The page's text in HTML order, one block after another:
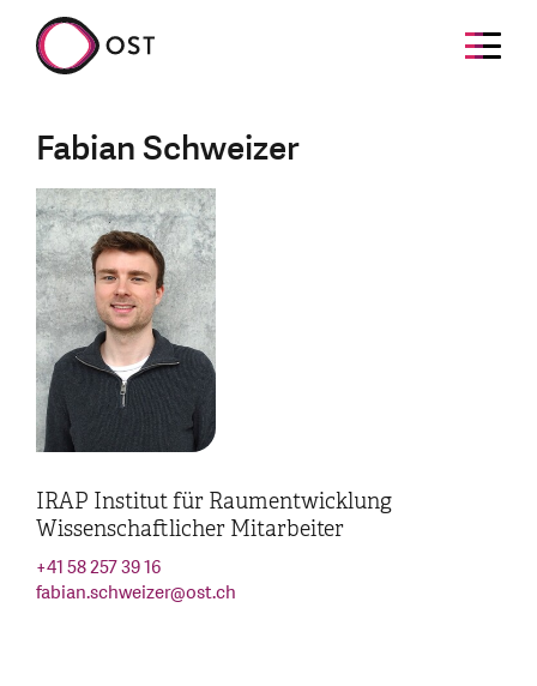
Fabian Schweizer
IRAP Institut für Raumentwicklung
Wissenschaftlicher Mitarbeiter
+41 58 257 39 16
fabian.schweizer@ost.ch